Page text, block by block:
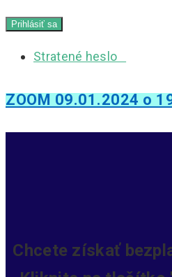
Stratené heslo
ZOOM 09.01.2024 o
Chcete získať